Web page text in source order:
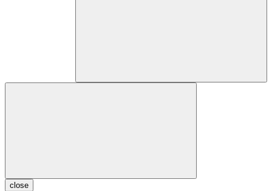
close